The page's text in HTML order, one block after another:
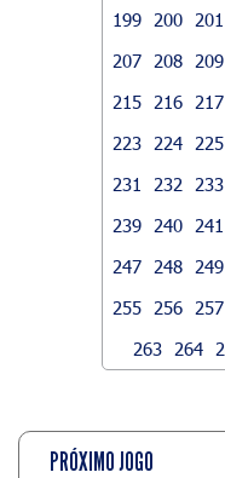
199
200 201
207
208 209
215
216 217
223
224 225
231
232 233
239
240 241
247
248 249
255
256 257
263
264
PRÓXIMO JOGO